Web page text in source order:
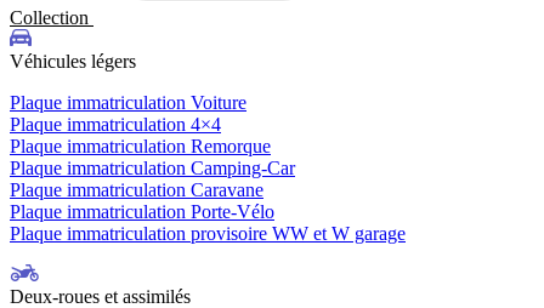
Collection
Véhicules légers
Plaque immatriculation Voiture
Plaque immatriculation 4×4
Plaque immatriculation Remorque
Plaque immatriculation Camping-Car
Plaque immatriculation Caravane
Plaque immatriculation Porte-Vélo
Plaque immatriculation provisoire WW et W garage
Deux-roues et assimilés